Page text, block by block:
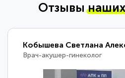
Отзывы
Кобышева Светлана
Врач-акушер-гинеколог